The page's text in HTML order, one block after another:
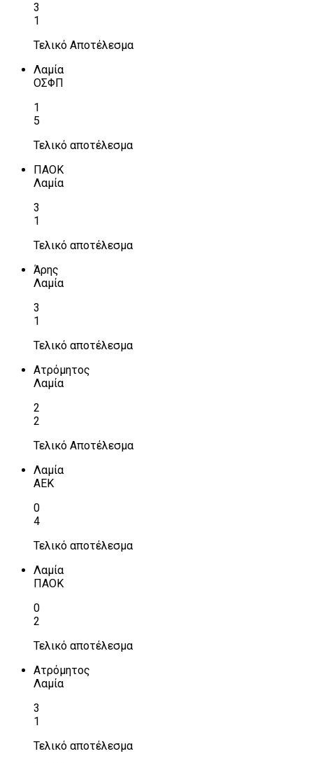
3
1
Τελικό Αποτέλεσμα
Λαμία
ΟΣΦΠ
1
5
Τελικό αποτέλεσμα
ΠΑΟΚ
Λαμία
3
1
Τελικό αποτέλεσμα
Άρης
Λαμία
3
1
Τελικό αποτέλεσμα
Ατρόμητος
Λαμία
2
2
Τελικό Αποτέλεσμα
Λαμία
ΑΕΚ
0
4
Τελικό αποτέλεσμα
Λαμία
ΠΑΟΚ
0
2
Τελικό αποτέλεσμα
Ατρόμητος
Λαμία
3
1
Τελικό αποτέλεσμα